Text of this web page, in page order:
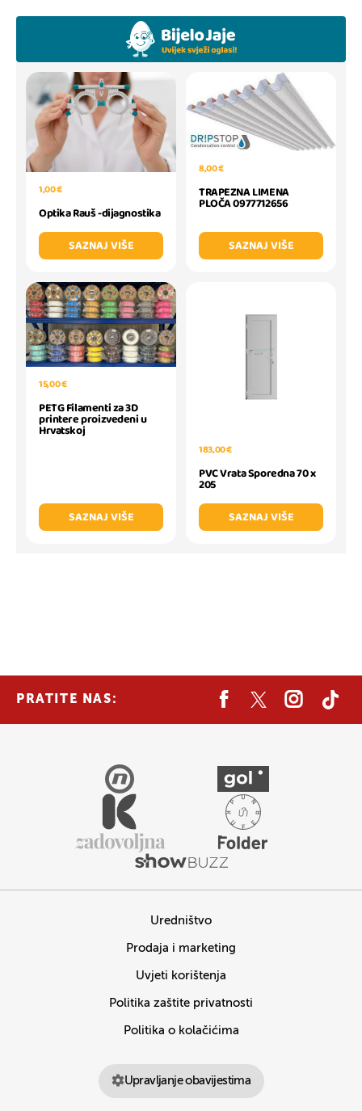
1,00 €
Optika Rauš -dijagnostika
SAZNAJ VIŠE
8,00 €
TRAPEZNA LIMENA
PLOČA 0977712656
SAZNAJ VIŠE
15,00 €
PETG Filamenti za 3D
printere proizvedeni u
Hrvatskoj
SAZNAJ VIŠE
183,00 €
PVC Vrata Sporedna 70 x
205
SAZNAJ VIŠE
PRATITE NAS:
Uredništvo
Prodaja i marketing
Uvjeti korištenja
Politika zaštite privatnosti
Politika o kolačićima
Upravljanje obavijestima